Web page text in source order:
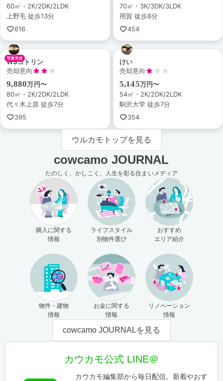
60㎡・2K/2DK/2LDK
上野毛 徒歩13分
616
70㎡・3K/3DK/3LDK
用賀 徒歩8分
454
WSコトリン
売却意向
9,880万円〜
80㎡・2K/2DK/2LDK
代々木上原 徒歩7分
395
けい
売却意向
5,145万円〜
54㎡・2K/2DK/2LDK
駒沢大学 徒歩7分
354
ウルカモトップを見る
cowcamo JOURNAL
たのしく、かしこく、人生を彩る住まいメディア
購入に関する
情報
ライフスタイル
別物件選び
おすすめ
エリア紹介
物件・建物
情報
お金に関する
情報
リノベーション
情報
cowcamo JOURNALを見る
カウカモ公式 LINE＠
カウカモ編集部から毎日配信。新着やおす